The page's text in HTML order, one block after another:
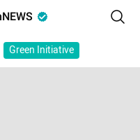
Green Initiative